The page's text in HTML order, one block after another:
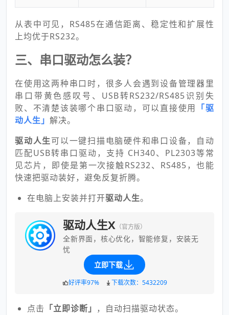
从表中可见，RS485在通信距离、稳定性和扩展性
上均优于RS232。
三、串口驱动怎么装？
在使用这两种串口时，很多人会遇到设备管理器里
串口带黄色感叹号、USB转RS232/RS485识别失
败、不清楚该装哪个串口驱动，可以直接使用 「驱
动人生」 解决。
驱动人生可以一键扫描电脑硬件和串口设备，自动
匹配USB转串口驱动，支持 CH340、PL2303等常
见芯片，即使是第一次接触RS232、RS485，也能
快速把驱动装好，避免反复折腾。
在电脑上安装并打开驱动人生。
驱动人生X （官方版）
全新界面，核心优化，智能修复，安装无
忧
立即下载
好评率97% 下载次数：5432209
点击 「立即诊断」 ，自动扫描驱动状态。